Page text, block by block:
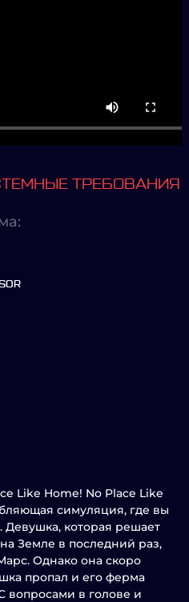
ТРЕБОВАНИЯ
Like Home! No Place Like
симуляция, где вы
Девушка, которая решает
Земле в последний раз,
Однако она скоро
пропал и его ферма
вопросами в голове и